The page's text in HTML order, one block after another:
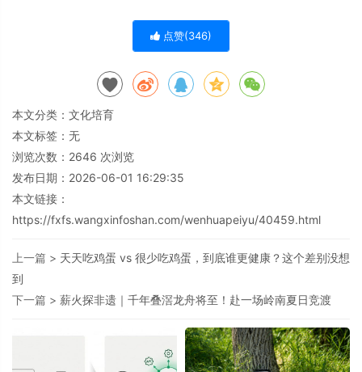
点赞(346)
本文分类： 文化培育
本文标签：无
浏览次数： 2646 次浏览
发布日期：2026-06-01 16:29:35
本文链接：
https://fxfs.wangxinfoshan.com/wenhuapeiyu/40459.html
上一篇 > 天天吃鸡蛋 vs 很少吃鸡蛋，到底谁更健康？这个差别没想
到
下一篇 > 薪火探非遗｜千年叠滘龙舟将至！赴一场岭南夏日竞渡